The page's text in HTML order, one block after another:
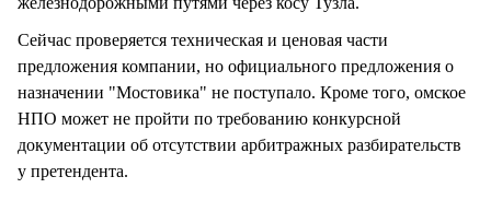
Сейчас проверяется техническая и ценовая части
предложения компании, но официального предложения о
назначении "Мостовика" не поступало. Кроме того, омское
НПО может не пройти по требованию конкурсной
документации об отсутствии арбитражных разбирательств
у претендента.